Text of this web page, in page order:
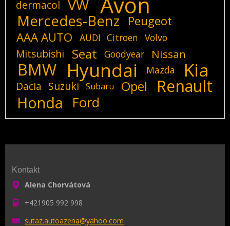
dermacol
VW
Mercedes-Benz
Peugeot
AAA AUTO
AUDI Citroen Volvo
Mitsubishi Seat Goodyear Nissan
BMW Hyundai Mazda Kia
Dacia Suzuki Subaru Opel Renault
Honda Ford
Kontakt
Alena Chorvátová
+421905 992 998
sutaz.autoazena@yahoo.com